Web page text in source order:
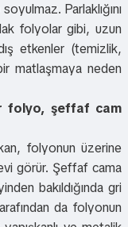
Parlaklığını
folyolar gibi, uzun
etkenler (temizlik,
matlaşmaya neden
folyo, şeffaf cam
folyonun üzerine
görür. Şeffaf cama
bakıldığında gri
da folyonun